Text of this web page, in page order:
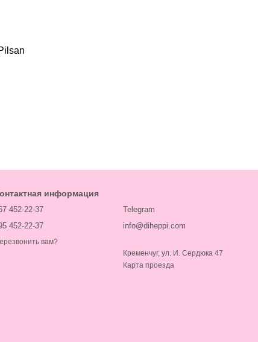
информация
452-22-37
452-22-37
вам?
Telegram
info@diheppi.com
Кременчуг, ул. И. Сердюка 47
Карта проезда